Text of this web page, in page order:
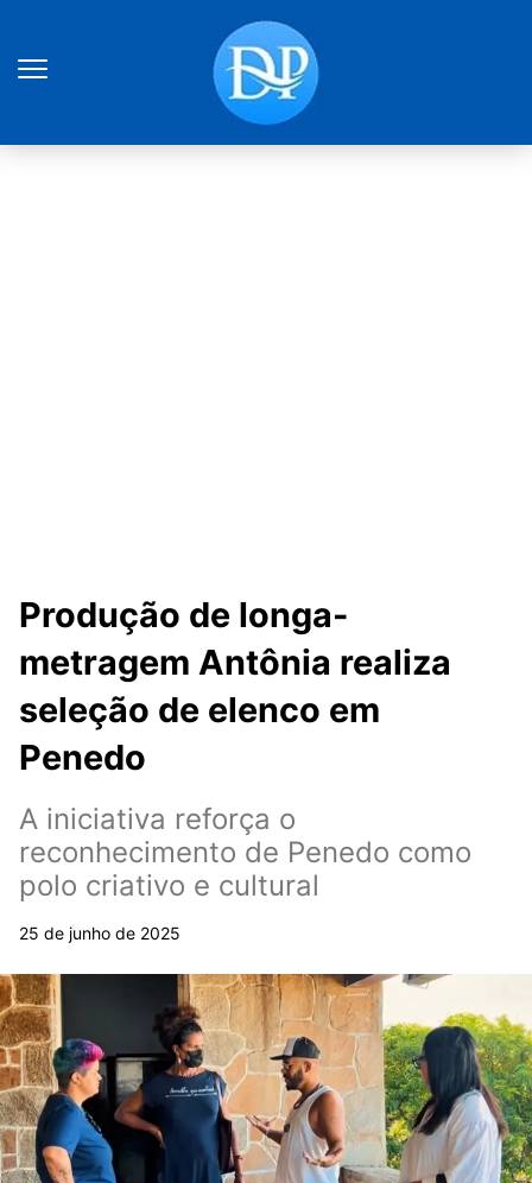
Produção de longa-
metragem Antônia realiza
seleção de elenco em
Penedo
A iniciativa reforça o
reconhecimento de Penedo como
polo criativo e cultural
25 de junho de 2025